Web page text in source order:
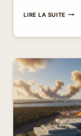
LIRE LA SUITE
:
QUE